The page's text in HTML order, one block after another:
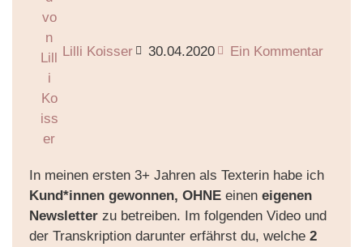
Lilli Koisser 30.04.2020 Ein Kommentar
In meinen ersten 3+ Jahren als Texterin habe ich
Kund*innen gewonnen, OHNE eineneigenen
Newsletter zu betreiben. Im folgenden Video und
der Transkription darunter erfährst du, welche2